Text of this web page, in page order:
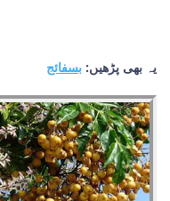
یہ بھی پڑھیں: بسفائج